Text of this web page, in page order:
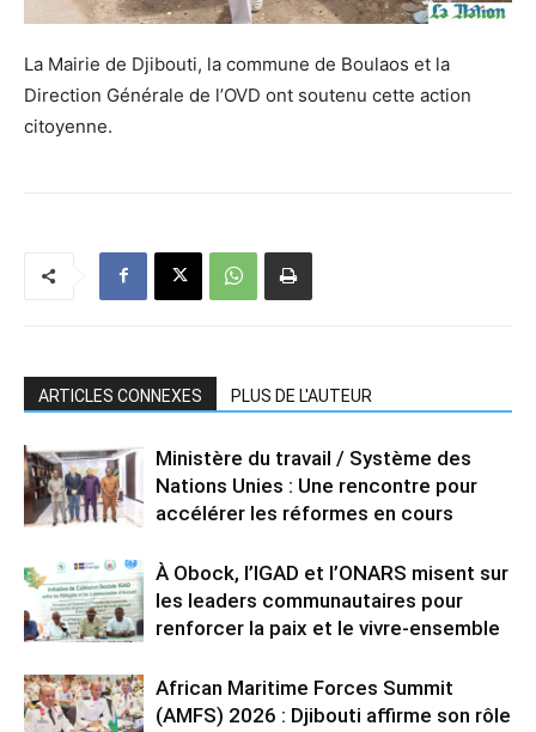
La Mairie de Djibouti, la commune de Boulaos et la
Direction Générale de l’OVD ont soutenu cette action
citoyenne.
ARTICLES CONNEXES PLUS DE L'AUTEUR
Ministère du travail / Système des
Nations Unies : Une rencontre pour
accélérer les réformes en cours
À Obock, l’IGAD et l’ONARS misent sur
les leaders communautaires pour
renforcer la paix et le vivre-ensemble
African Maritime Forces Summit
(AMFS) 2026 : Djibouti affirme son rôle